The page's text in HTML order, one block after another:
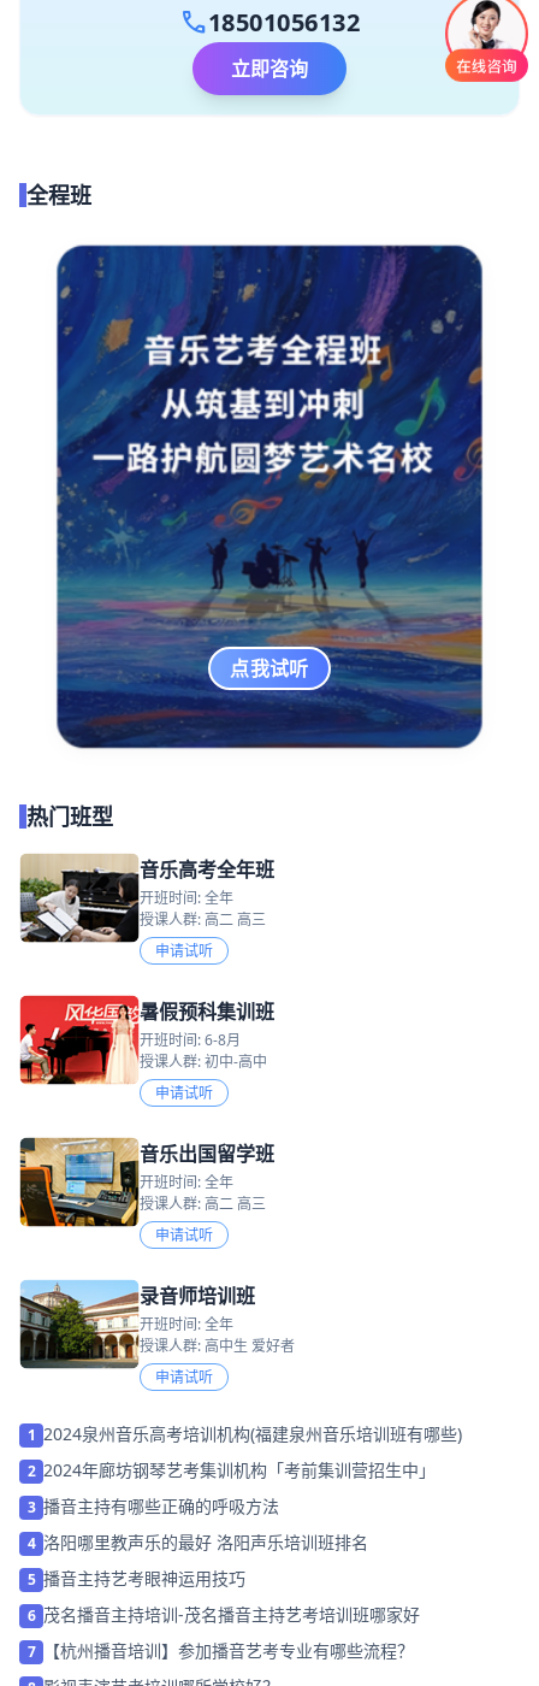
call18501056132
立即咨询
全程班
点我试听
热门班型
音乐高考全年班
开班时间: 全年
授课人群: 高二 高三
申请试听
暑假预科集训班
开班时间: 6-8月
授课人群: 初中-高中
申请试听
音乐出国留学班
开班时间: 全年
授课人群: 高二 高三
申请试听
录音师培训班
开班时间: 全年
授课人群: 高中生 爱好者
申请试听
1 2024泉州音乐高考培训机构(福建泉州音乐培训班有哪些)
2 2024年廊坊钢琴艺考集训机构「考前集训营招生中」
3 播音主持有哪些正确的呼吸方法
4 洛阳哪里教声乐的最好 洛阳声乐培训班排名
5 播音主持艺考眼神运用技巧
6 茂名播音主持培训-茂名播音主持艺考培训班哪家好
7 【杭州播音培训】参加播音艺考专业有哪些流程？